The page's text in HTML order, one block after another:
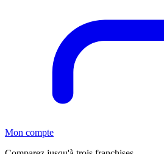
Mon compte